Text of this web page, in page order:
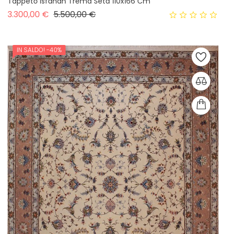
3.300,00 € Prezzo base
5.500,00 €Prezzo
IN SALDO! -40%